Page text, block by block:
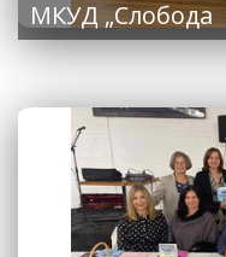
МКУД „Слобода